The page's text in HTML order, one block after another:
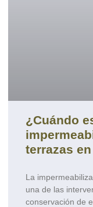
¿Cuándo
terrazas
La
una de las
conservación de